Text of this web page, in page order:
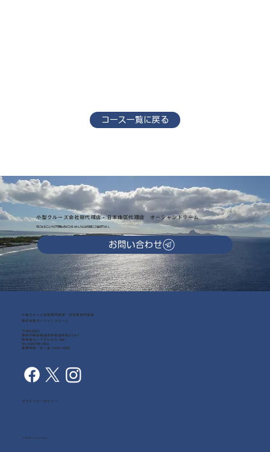
コース一覧に戻る
小型クルーズ会社総代理店・日本地区代理店 オーシャンドリーム
気になることやご不明な点がございましたらお気軽にご連絡下さい。
お問い合わせ
小型クルーズ会社総代理店・日本地区代理店
株式会社オーシャンドリーム
〒252-0239
神奈川県相模原市中央区中央3-14-7
相模原セントラルビル 602
Tel: (042)768-7203
営業時間：月～金 10:00~18:00
プライバシーポリシー
© 2026 by Ocean Dream